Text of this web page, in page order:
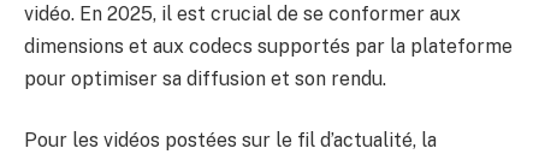
vidéo. En 2025, il est crucial de se conformer aux
dimensions et aux codecs supportés par la plateforme
pour optimiser sa diffusion et son rendu.
Pour les vidéos postées sur le fil d’actualité, la